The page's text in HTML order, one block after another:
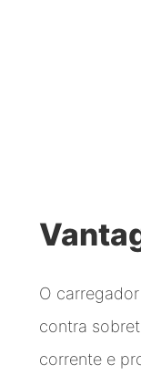
O
contra
corrente e